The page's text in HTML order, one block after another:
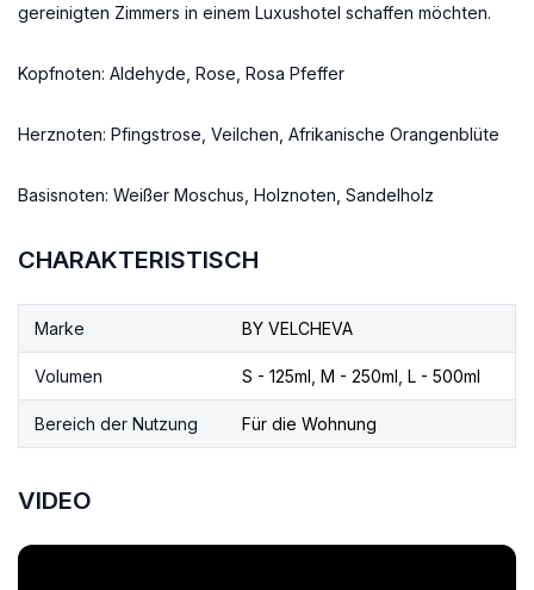
gereinigten Zimmers in einem Luxushotel schaffen möchten.
Kopfnoten: Aldehyde, Rose, Rosa Pfeffer
Herznoten: Pfingstrose, Veilchen, Afrikanische Orangenblüte
Basisnoten: Weißer Moschus, Holznoten, Sandelholz
CHARAKTERISTISCH
Marke BY VELCHEVA
Volumen S - 125ml M - 250ml L - 500ml
Bereich der Nutzung Für die Wohnung
VIDEO